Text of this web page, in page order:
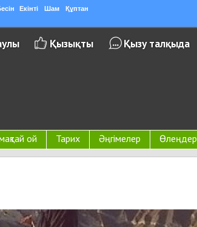
Екінті Шам Құптан
Қызықты Қызу талқыда
ой Тарих Әңгімелер Өлеңдер